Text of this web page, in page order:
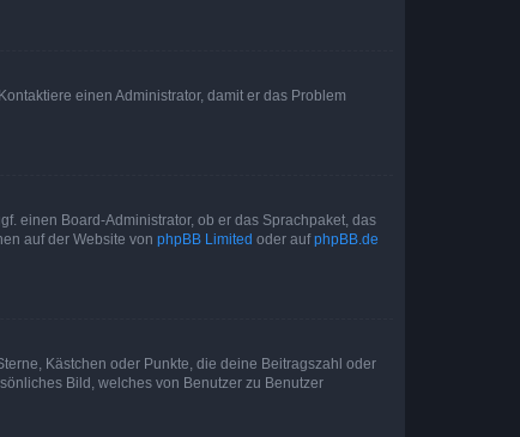
einen Administrator, damit er das Problem
einen Board-Administrator, ob er das Sprachpaket, das
auf der Website von phpBB Limited oder aufphpBB.de
Kästchen oder Punkte, die deine Beitragszahl oder
Bild, welches von Benutzer zu Benutzer